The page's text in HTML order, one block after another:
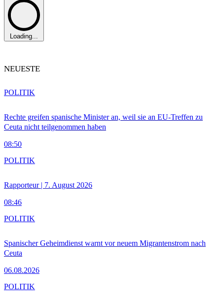
Loading...
NEUESTE
Rechte greifen spanische Minister an, weil sie an EU-Treffen zu
Ceuta nicht teilgenommen haben
08:50
POLITIK
Rapporteur | 7. August 2026
08:46
POLITIK
Spanischer Geheimdienst warnt vor neuem Migrantenstrom nach
Ceuta
06.08.2026
POLITIK
POLITIK